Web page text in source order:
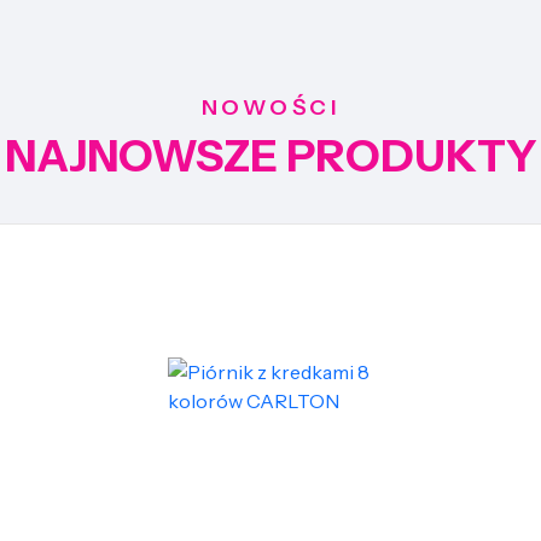
NOWOŚCI
NAJNOWSZE PRODUKTY